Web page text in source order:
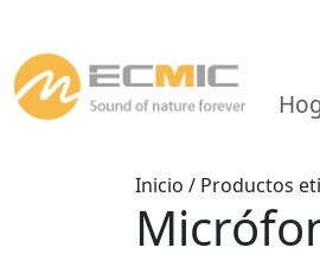
Inicio / Productos